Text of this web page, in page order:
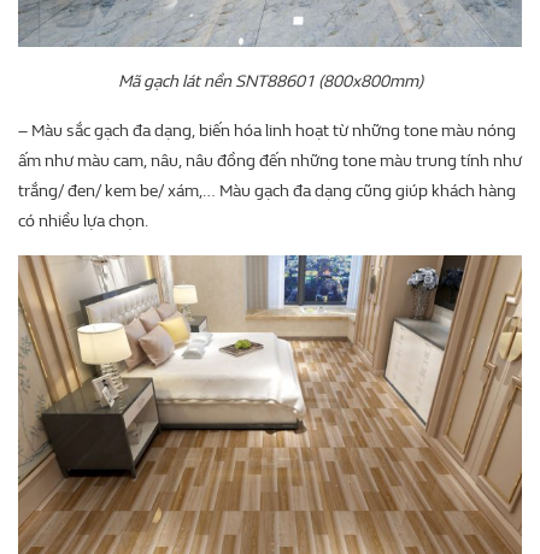
Mã gạch lát nền SNT88601 (800x800mm)
– Màu sắc gạch đa dạng, biến hóa linh hoạt từ những tone màu nóng
ấm như màu cam, nâu, nâu đồng đến những tone màu trung tính như
trắng/ đen/ kem be/ xám,… Màu gạch đa dạng cũng giúp khách hàng
có nhiều lựa chọn.